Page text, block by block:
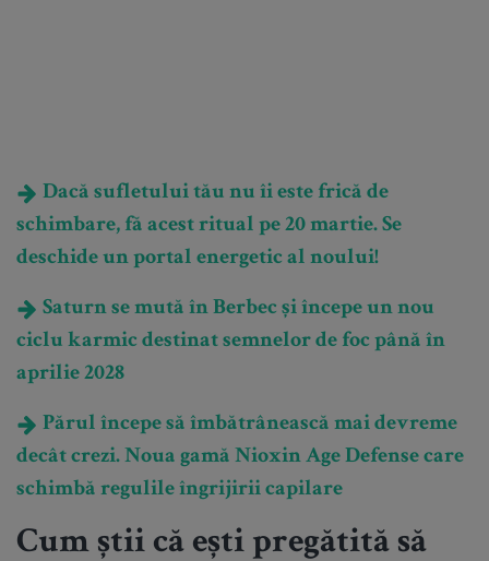
Dacă sufletului tău nu îi este frică de
schimbare, fă acest ritual pe 20 martie. Se
deschide un portal energetic al noului!
Saturn se mută în Berbec și începe un nou
ciclu karmic destinat semnelor de foc până în
aprilie 2028
Părul începe să îmbătrânească mai devreme
decât crezi. Noua gamă Nioxin Age Defense care
schimbă regulile îngrijirii capilare
Cum știi că ești pregătită să